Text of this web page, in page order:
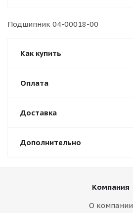
Подшипник 04-00018-00
Как купить
Оплата
Доставка
Дополнительно
Компания
О компании